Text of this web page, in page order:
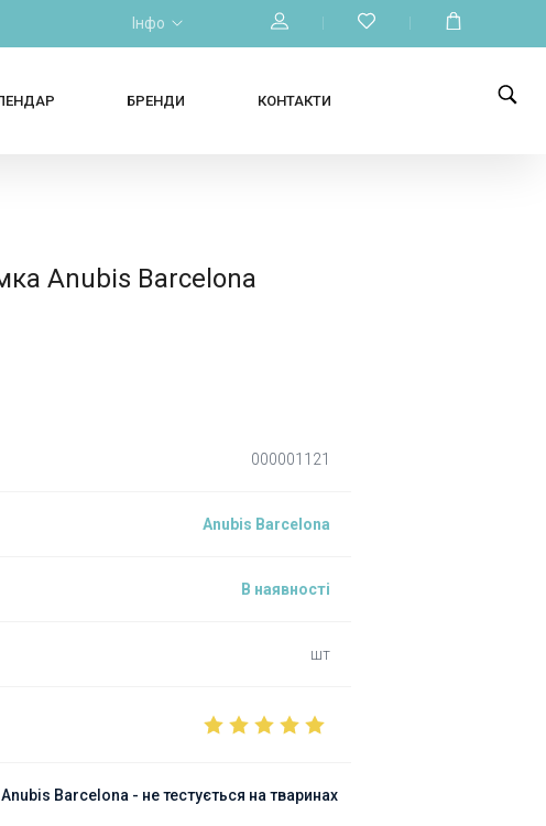
Інфо
БРЕНДИ КОНТАКТИ
Anubis Barcelona
000001121
Anubis Barcelona
В наявності
шт
Barcelona - не тестується на тваринах